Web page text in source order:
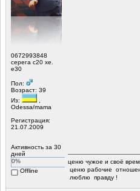
0672993848
серега с20 xe.
е30
Пол:
Возраст: 39
Из:
Odessa/mama
Регистрация:
21.07.2009
Активность за 30
дней
0%
Offline
ценю чужое и своё
ценю рабочие
люблю правду !